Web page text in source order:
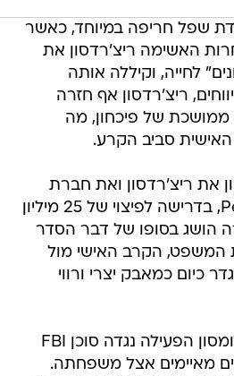
שפל חריפה במיוחד, כאשר
האשימה ריצ'רדסון את
לחייה, וקיללה אותה
ריצ'רדסון אף חזרה
של פיכחון, מה
סביב הקרע.
את ריצ'רדסון ואת חברת
הקריפטו Persistence, בדרישה לפיצוי של 25 מיליון
הושג בסופו של דבר הסדר
המשפט, הקרב האישי מול
כיום כמאבק יצרי ורווי
ריצ'רדסון טוענת כי תומסון הפעילה נגדה סוכן FBI
מאיימים אצל משפחתה.